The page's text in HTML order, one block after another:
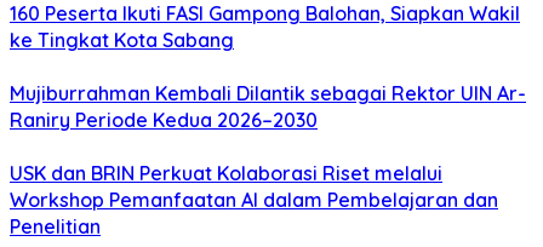
160 Peserta Ikuti FASI Gampong Balohan, Siapkan Wakil
ke Tingkat Kota Sabang
Mujiburrahman Kembali Dilantik sebagai Rektor UIN Ar-
Raniry Periode Kedua 2026–2030
USK dan BRIN Perkuat Kolaborasi Riset melalui
Workshop Pemanfaatan AI dalam Pembelajaran dan
Penelitian